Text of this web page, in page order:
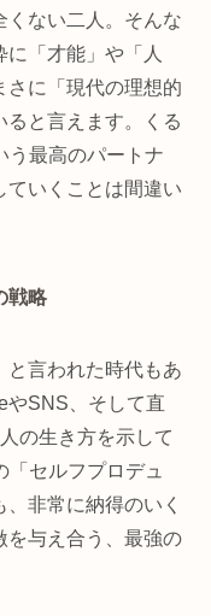
くない二人。そんな
「才能」や「人
さに「現代の理想的
ると言えます。くる
う最高のパートナ
ていくことは間違い
戦略
と言われた時代もあ
やSNS、そして直
の生き方を示して
セルフプロデュ
非常に納得のいく
を与え合う、最強の